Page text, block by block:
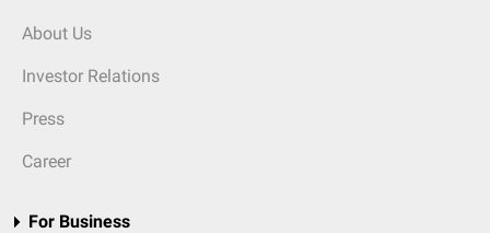
About Us
Investor Relations
Press
Career
For Business